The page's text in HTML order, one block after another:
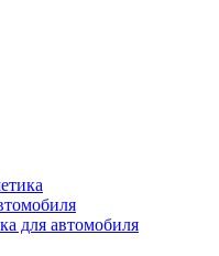
для автомобиля